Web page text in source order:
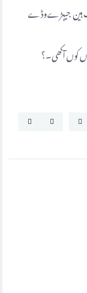
لوک ہین جیہڑےوڈے